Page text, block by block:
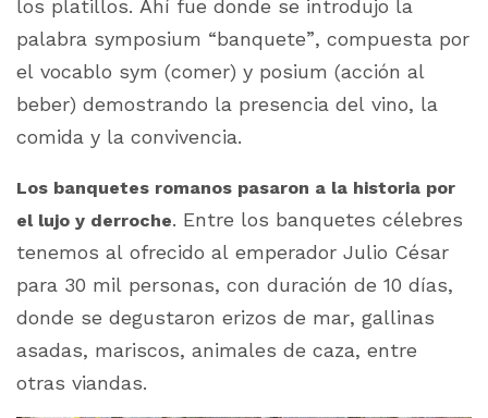
los platillos. Ahí fue donde se introdujo la
palabra symposium “banquete”, compuesta por
el vocablo sym (comer) y posium (acción al
beber) demostrando la presencia del vino, la
comida y la convivencia.
Los banquetes romanos pasaron a la historia por
el lujo y derroche. Entre los banquetes célebres
tenemos al ofrecido al emperador Julio César
para 30 mil personas, con duración de 10 días,
donde se degustaron erizos de mar, gallinas
asadas, mariscos, animales de caza, entre
otras viandas.